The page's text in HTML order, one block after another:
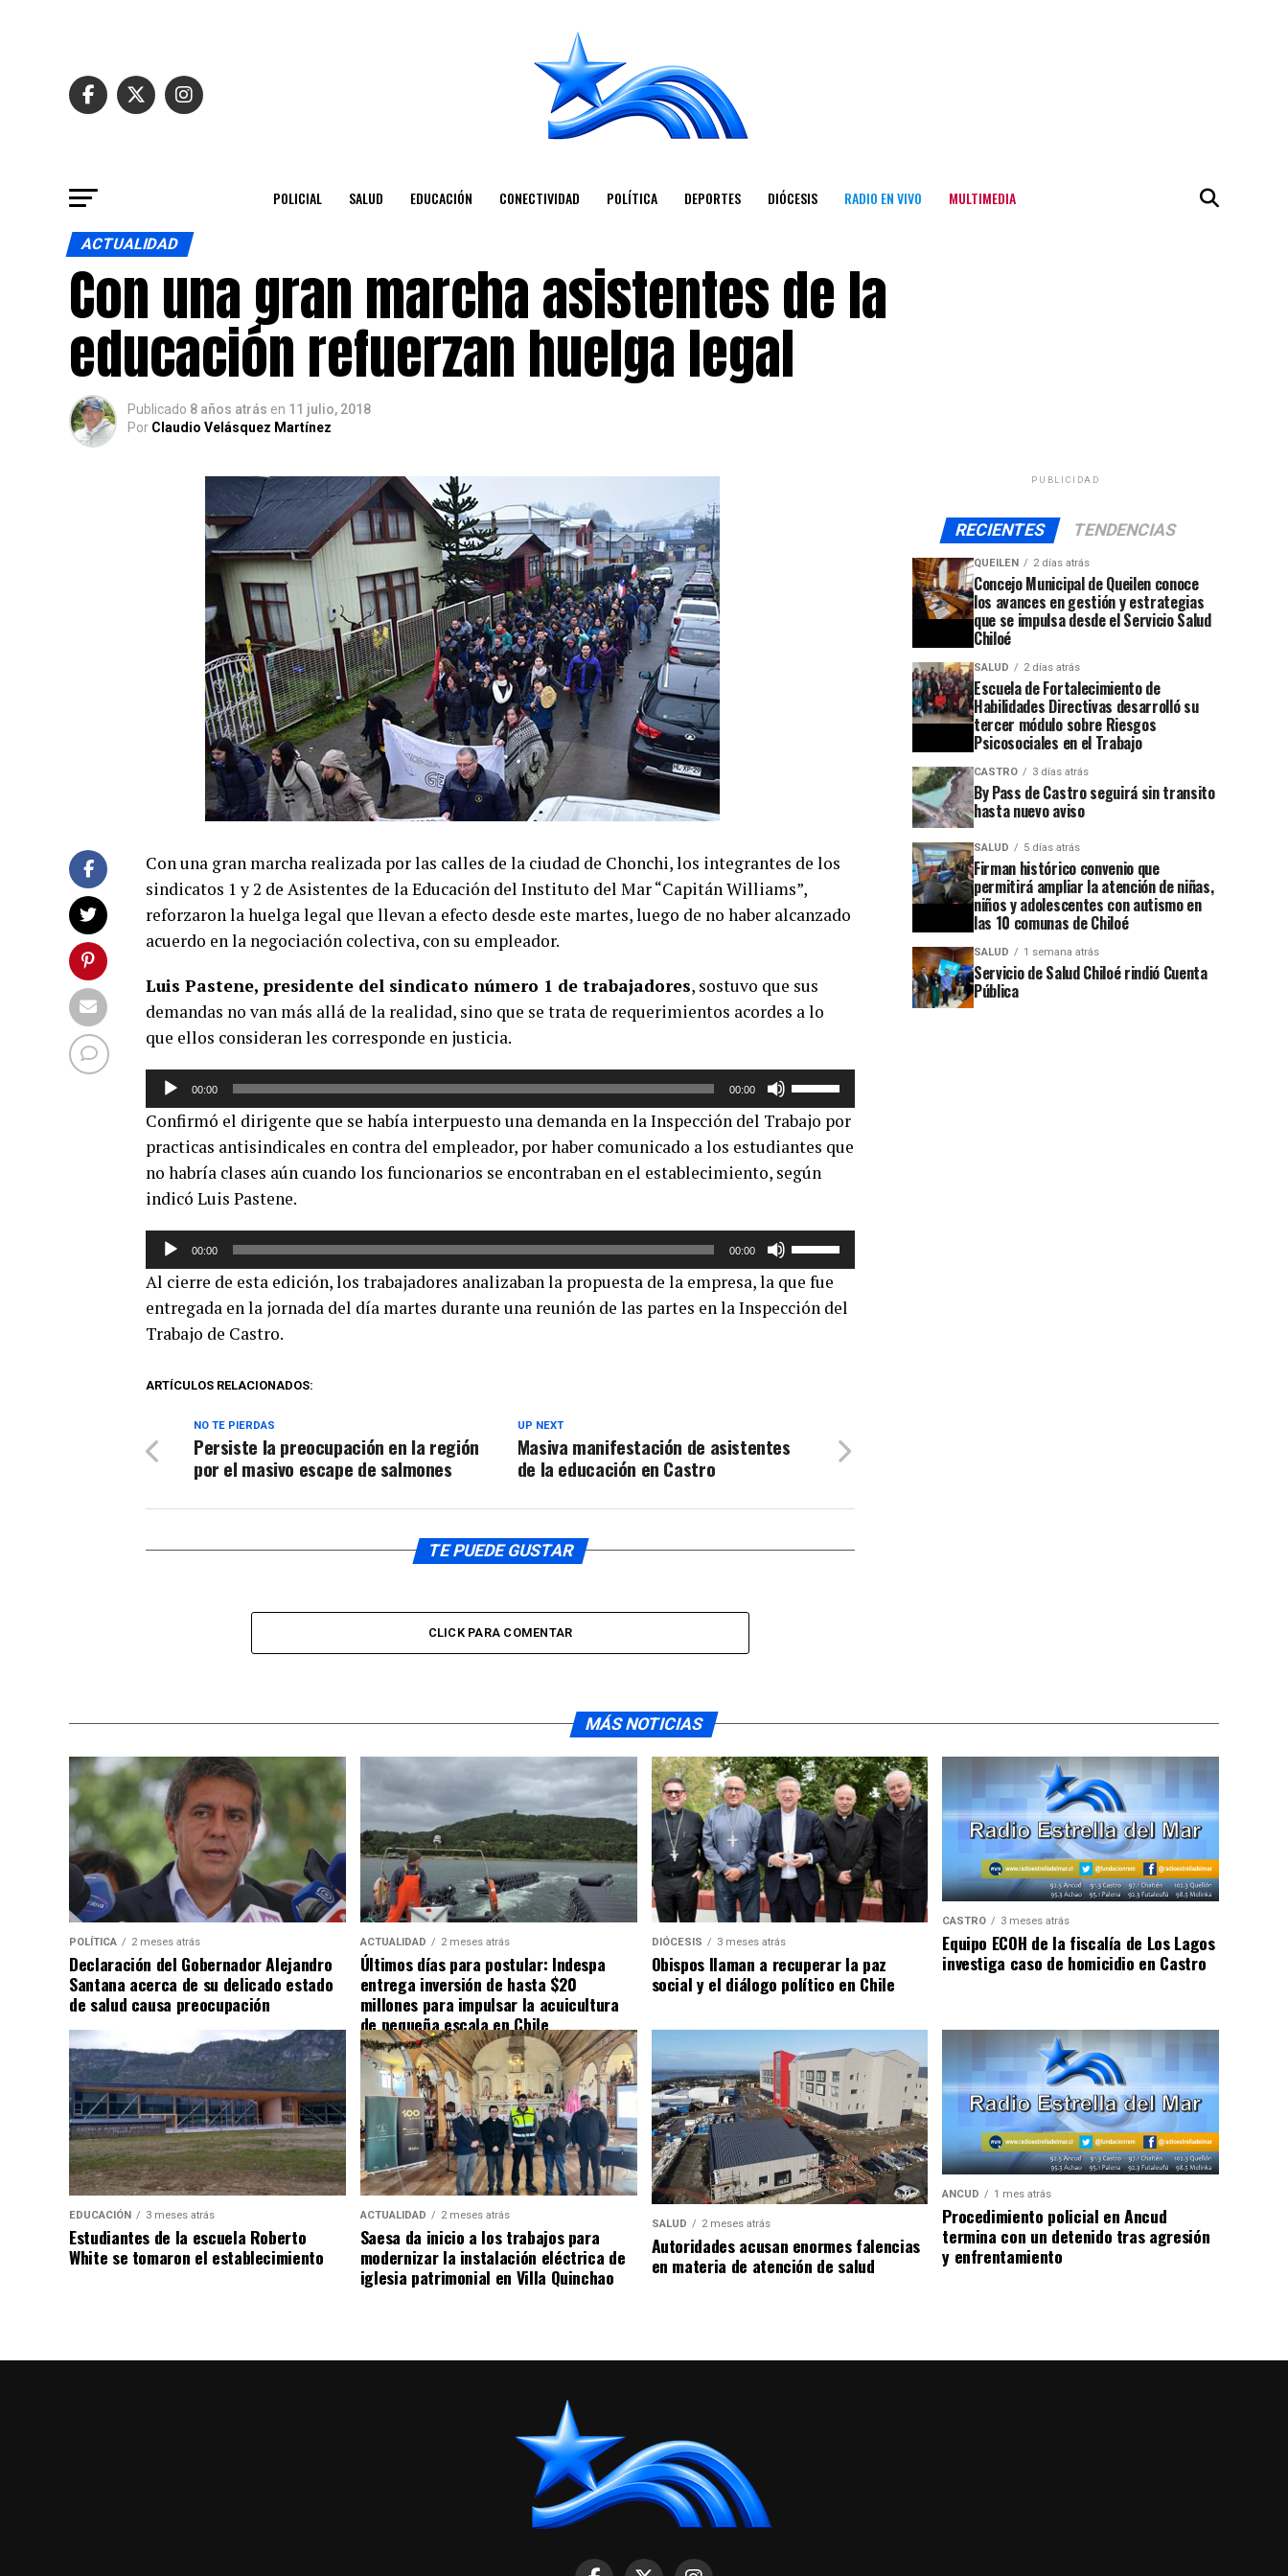
POLICIAL SALUD EDUCACIÓN CONECTIVIDAD POLÍTICA DEPORTES DIÓCESIS RADIO EN VIVO MULTIMEDIA
ACTUALIDAD
Con una gran marcha asistentes de la
educación refuerzan huelga legal
Publicado 8 años atrás en 11 julio, 2018
Por Claudio Velásquez Martínez
Con una gran marcha realizada por las calles de la ciudad de Chonchi, los integrantes de los
sindicatos 1 y 2 de Asistentes de la Educación del Instituto del Mar “Capitán Williams”,
reforzaron la huelga legal que llevan a efecto desde este martes, luego de no haber alcanzado
acuerdo en la negociación colectiva, con su empleador.
Luis Pastene, presidente del sindicato número 1 de trabajadores, sostuvo que sus
demandas no van más allá de la realidad, sino que se trata de requerimientos acordes a lo
que ellos consideran les corresponde en justicia.
Reproductor
audio
00:00 00:00
teclas
de
flecha
disminuir
el
Confirmó el dirigente que se había interpuesto una demanda en la Inspección del Trabajo por
practicas antisindicales en contra del empleador, por haber comunicado a los estudiantes que
no habría clases aún cuando los funcionarios se encontraban en el establecimiento, según
indicó Luis Pastene.
Reproductor
audio
00:00 00:00
teclas
de
disminuir
Al cierre de esta edición, los trabajadores analizaban la propuesta de la empresa, la que fue
entregada en la jornada del día martes durante una reunión de las partes en la Inspección del
Trabajo de Castro.
ARTÍCULOS RELACIONADOS:
UP NEXT
Masiva manifestación de asistentes
de la educación en Castro
NO TE PIERDAS
Persiste la preocupación en la región
por el masivo escape de salmones
TE PUEDE GUSTAR
CLICK PARA COMENTAR
PUBLICIDAD
RECIENTES TENDENCIAS
QUEILEN 2 días atrás
Concejo Municipal de Queilen conoce
los avances en gestión y estrategias
que se impulsa desde el Servicio Salud
Chiloé
SALUD 2 días atrás
Escuela de Fortalecimiento de
Habilidades Directivas desarrolló su
tercer módulo sobre Riesgos
Psicosociales en el Trabajo
CASTRO 3 días atrás
By Pass de Castro seguirá sin transito
hasta nuevo aviso
SALUD 5 días atrás
Firman histórico convenio que
permitirá ampliar la atención de niñas,
niños y adolescentes con autismo en
las 10 comunas de Chiloé
SALUD 1 semana atrás
Servicio de Salud Chiloé rindió Cuenta
Pública
MÁS NOTICIAS
POLÍTICA 2 meses atrás
Declaración del Gobernador Alejandro
Santana acerca de su delicado estado
de salud causa preocupación
ACTUALIDAD 2 meses atrás
Últimos días para postular: Indespa
entrega inversión de hasta $20
millones para impulsar la acuicultura
de pequeña escala en Chile
DIÓCESIS 3 meses atrás
Obispos llaman a recuperar la paz
social y el diálogo político en Chile
CASTRO 3 meses atrás
Equipo ECOH de la fiscalía de Los Lagos
investiga caso de homicidio en Castro
EDUCACIÓN 3 meses atrás
Estudiantes de la escuela Roberto
White se tomaron el establecimiento
ACTUALIDAD 2 meses atrás
Saesa da inicio a los trabajos para
modernizar la instalación eléctrica de
iglesia patrimonial en Villa Quinchao
SALUD 2 meses atrás
Autoridades acusan enormes falencias
en materia de atención de salud
ANCUD 1 mes atrás
Procedimiento policial en Ancud
termina con un detenido tras agresión
y enfrentamiento